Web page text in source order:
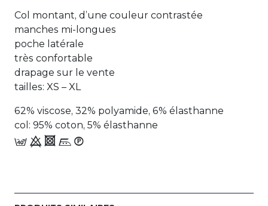
Col montant, d’une couleur contrastée
manches mi-longues
poche latérale
très confortable
drapage sur le vente
tailles: XS – XL
62% viscose, 32% polyamide, 6% élasthanne
col: 95% coton, 5% élasthanne
b 9 4 n_W